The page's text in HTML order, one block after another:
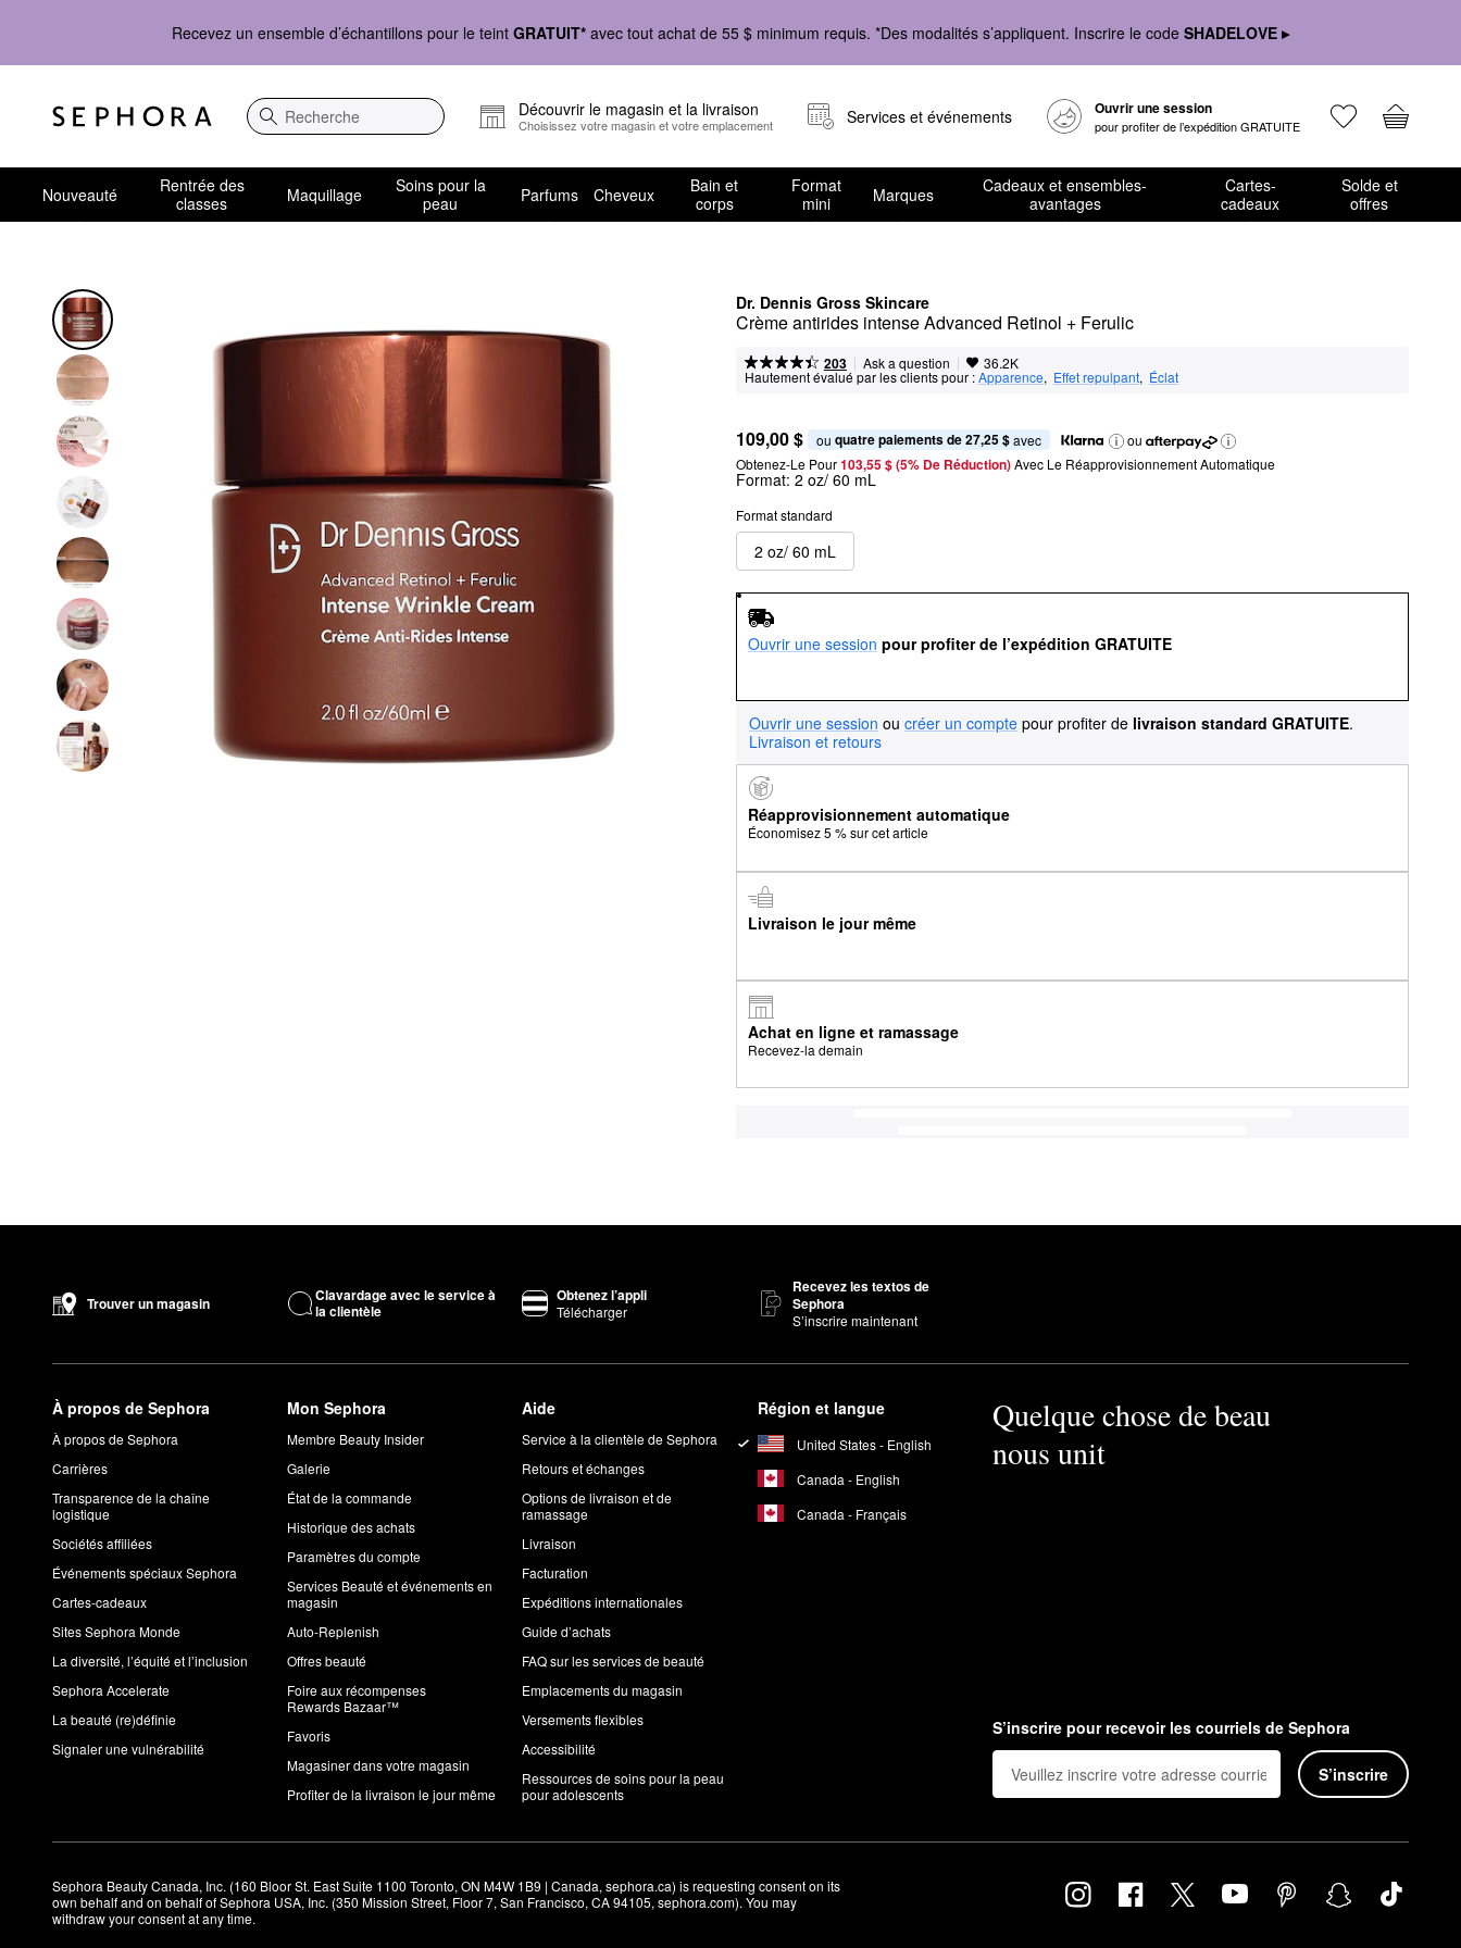
Recevez un ensemble d’échantillons pour le teint GRATUIT* avec tout achat de 55 $ minimum requis. *Des modalités s’appliquent. Inscrire le code SHADELOVE ▸
Recherche
Découvrir le magasin et la livraison
Choisissez votre magasin et votre emplacement Services et événements Ouvrir une session
pour profiter de l’expédition GRATUITE
Nouveauté
Rentrée des
classes
Maquillage
Soins pour la
peau
Parfums Cheveux
Bain et
corps
Format
mini
Marques
Cadeaux et ensembles-
avantages
Cartes-
cadeaux
Solde et
offres
Dr. Dennis Gross Skincare
Crème antirides intense Advanced Retinol + Ferulic
203 | Ask a question | 36.2K
Hautement évalué par les clients pour :Apparence, Effet repulpant, Éclat
109,00 $ ou quatre paiements de 27,25 $ avec
ou
Obtenez-Le Pour103,55 $ (5% De Réduction) Avec Le Réapprovisionnement Automatique
Format: 2 oz/ 60 mL
Format standard
2 oz/ 60 mL
Ouvrir une session pour profiter de l’expédition GRATUITE
Ouvrir une session ou créer un compte pour profiter de livraison standard GRATUITE.
Livraison et retours
Réapprovisionnement automatique
Économisez 5 % sur cet article
Livraison le jour même
Achat en ligne et ramassage
Recevez-la demain
Trouver un magasin
Clavardage avec le service à
la clientèle
Obtenez l’appli
Télécharger
Recevez les textos de
Sephora
S’inscrire maintenant
À propos de Sephora
À propos de Sephora
Carrières
Transparence de la chaîne
logistique
Sociétés affiliées
Événements spéciaux Sephora
Cartes-cadeaux
Sites Sephora Monde
La diversité, l’équité et l’inclusion
Sephora Accelerate
La beauté (re)définie
Signaler une vulnérabilité
Mon Sephora
Membre Beauty Insider
Galerie
État de la commande
Historique des achats
Paramètres du compte
Services Beauté et événements en
magasin
Auto-Replenish
Offres beauté
Foire aux récompenses
Rewards Bazaar™
Favoris
Magasiner dans votre magasin
Profiter de la livraison le jour même
Aide
Service à la clientèle de Sephora
Retours et échanges
Options de livraison et de
ramassage
Livraison
Facturation
Expéditions internationales
Guide d’achats
FAQ sur les services de beauté
Emplacements du magasin
Versements flexibles
Accessibilité
Ressources de soins pour la peau
pour adolescents
Région et langue
United States - English
Canada - English
Canada - Français
Quelque chose de beau
nous unit
S’inscrire pour recevoir les courriels de Sephora
S’inscrire
Sephora Beauty Canada, Inc. (160 Bloor St. East Suite 1100 Toronto, ON M4W 1B9 | Canada, sephora.ca) is requesting consent on its
own behalf and on behalf of Sephora USA, Inc. (350 Mission Street, Floor 7, San Francisco, CA 94105, sephora.com). You may
withdraw your consent at any time.